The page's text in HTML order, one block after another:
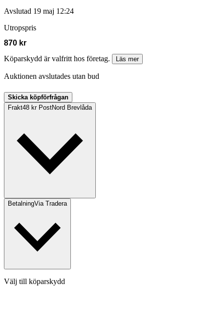
Avslutad 19 maj 12:24
Utropspris
870 kr
Köparskydd är valfritt hos företag.
Läs mer
Auktionen avslutades utan bud
Skicka köpförfrågan
Frakt48 kr PostNord Brevlåda
BetalningVia Tradera
Välj till köparskydd